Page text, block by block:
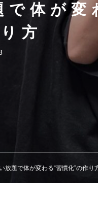
で体が
方
放題で体が変わる“習慣化”の作り